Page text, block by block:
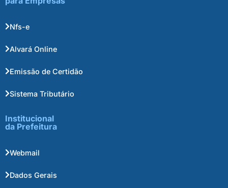
Nfs-e
Alvará Online
Emissão de Certidão
Sistema Tributário
Institucional
da Prefeitura
Webmail
Dados Gerais